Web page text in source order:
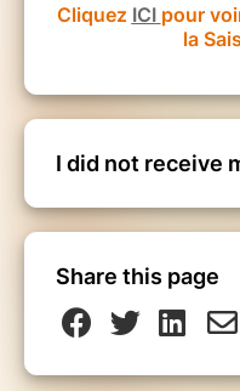
Cliquez ICI pour
la
I did not receive
Share this page